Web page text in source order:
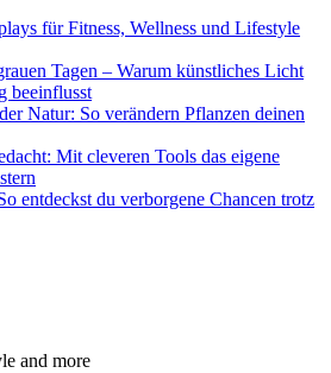
für Fitness, Wellness und Lifestyle
Tagen – Warum künstliches Licht
beeinflusst
Natur: So verändern Pflanzen deinen
Mit cleveren Tools das eigene
entdeckst du verborgene Chancen trotz
and more